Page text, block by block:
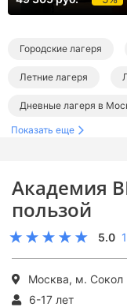
Академия
пользой
5.0
Москва, м. Сокол
6-17 лет
Городские лагеря
Летние лагеря
Дневные лагеря в
Лагеря общей
Летние лагеря общей
Показать еще